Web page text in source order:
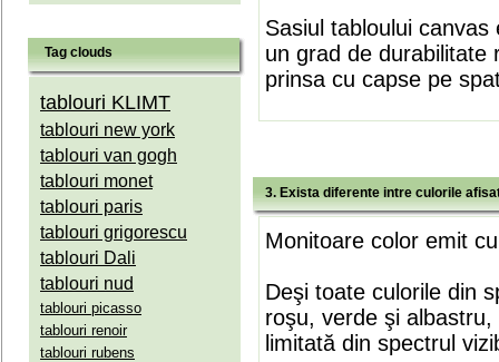
Tag clouds
tablouri KLIMT
tablouri new york
tablouri van gogh
tablouri monet
tablouri paris
tablouri grigorescu
tablouri Dali
tablouri nud
tablouri picasso
tablouri renoir
tablouri rubens
Sasiul tabloului
un grad de durabilitate
prinsa cu capse pe
3. Exista diferente intre culorile
Monitoare color emit
Deşi toate culorile din
roşu, verde şi
limitată din spectrul